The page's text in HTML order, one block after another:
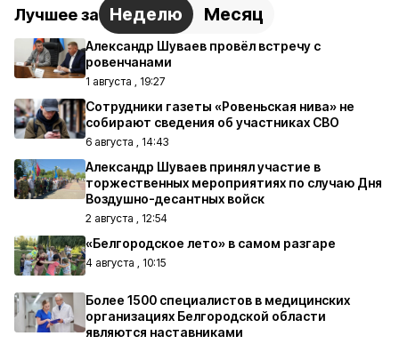
Лучшее за Неделю Месяц
Александр Шуваев провёл встречу с
ровенчанами
1 августа , 19:27
Сотрудники газеты «Ровеньская нива» не
собирают сведения об участниках СВО
6 августа , 14:43
Александр Шуваев принял участие в
торжественных мероприятиях по случаю Дня
Воздушно-десантных войск
2 августа , 12:54
«Белгородское лето» в самом разгаре
4 августа , 10:15
Более 1500 специалистов в медицинских
организациях Белгородской области
являются наставниками